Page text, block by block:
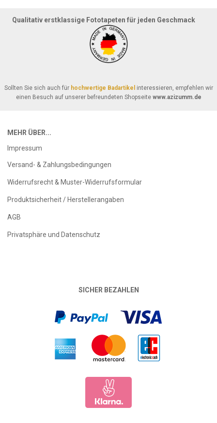
Qualitativ erstklassige Fototapeten für jeden Geschmack
Sollten Sie sich auch für hochwertige Badartikel interessieren, empfehlen wir
einen Besuch auf unserer befreundeten Shopseite www.azizumm.de
MEHR ÜBER...
Impressum
Versand- & Zahlungsbedingungen
Widerrufsrecht & Muster-Widerrufsformular
Produktsicherheit / Herstellerangaben
AGB
Privatsphäre und Datenschutz
SICHER BEZAHLEN